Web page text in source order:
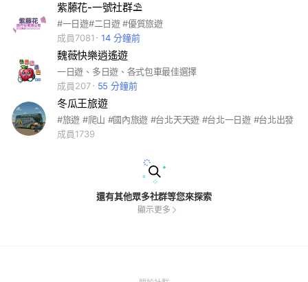
紫藤花-一號社群⛱️
#一日遊#二日遊 #優質旅遊
成員7081
14 分鐘前
魏薇快樂逍遙遊
一日遊、多日遊、各式包車最佳選擇
成員207
55 分鐘前
冬瓜王旅遊
#旅遊 #爬山 #國內旅遊 #台北天天遊 #台北一日遊 #台北出發
成員1739
還有其他眾多社群等您來探索
顯示更多